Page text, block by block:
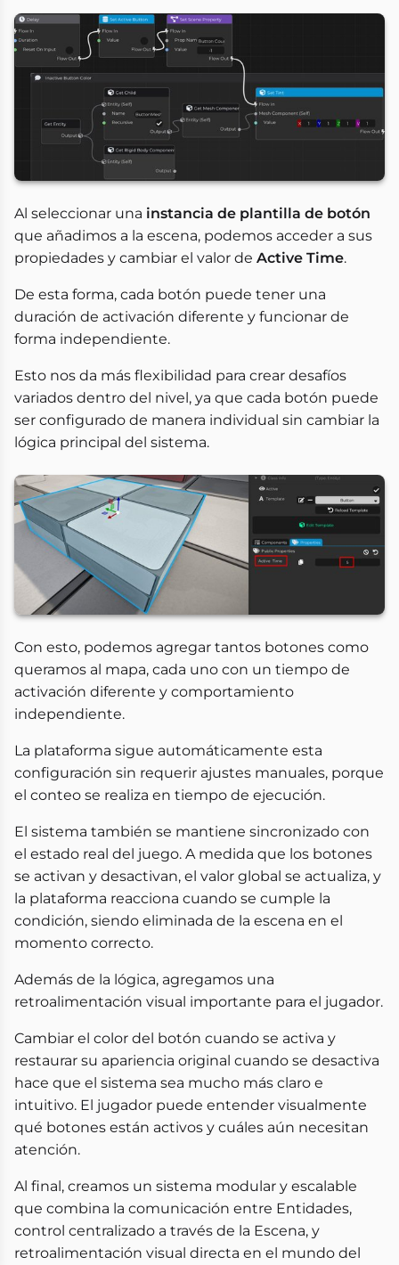
Al seleccionar una instancia de plantilla de botón
que añadimos a la escena, podemos acceder a sus
propiedades y cambiar el valor de Active Time.
De esta forma, cada botón puede tener una
duración de activación diferente y funcionar de
forma independiente.
Esto nos da más flexibilidad para crear desafíos
variados dentro del nivel, ya que cada botón puede
ser configurado de manera individual sin cambiar la
lógica principal del sistema.
Con esto, podemos agregar tantos botones como
queramos al mapa, cada uno con un tiempo de
activación diferente y comportamiento
independiente.
La plataforma sigue automáticamente esta
configuración sin requerir ajustes manuales, porque
el conteo se realiza en tiempo de ejecución.
El sistema también se mantiene sincronizado con
el estado real del juego. A medida que los botones
se activan y desactivan, el valor global se actualiza, y
la plataforma reacciona cuando se cumple la
condición, siendo eliminada de la escena en el
momento correcto.
Además de la lógica, agregamos una
retroalimentación visual importante para el jugador.
Cambiar el color del botón cuando se activa y
restaurar su apariencia original cuando se desactiva
hace que el sistema sea mucho más claro e
intuitivo. El jugador puede entender visualmente
qué botones están activos y cuáles aún necesitan
atención.
Al final, creamos un sistema modular y escalable
que combina la comunicación entre Entidades,
control centralizado a través de la Escena, y
retroalimentación visual directa en el mundo del